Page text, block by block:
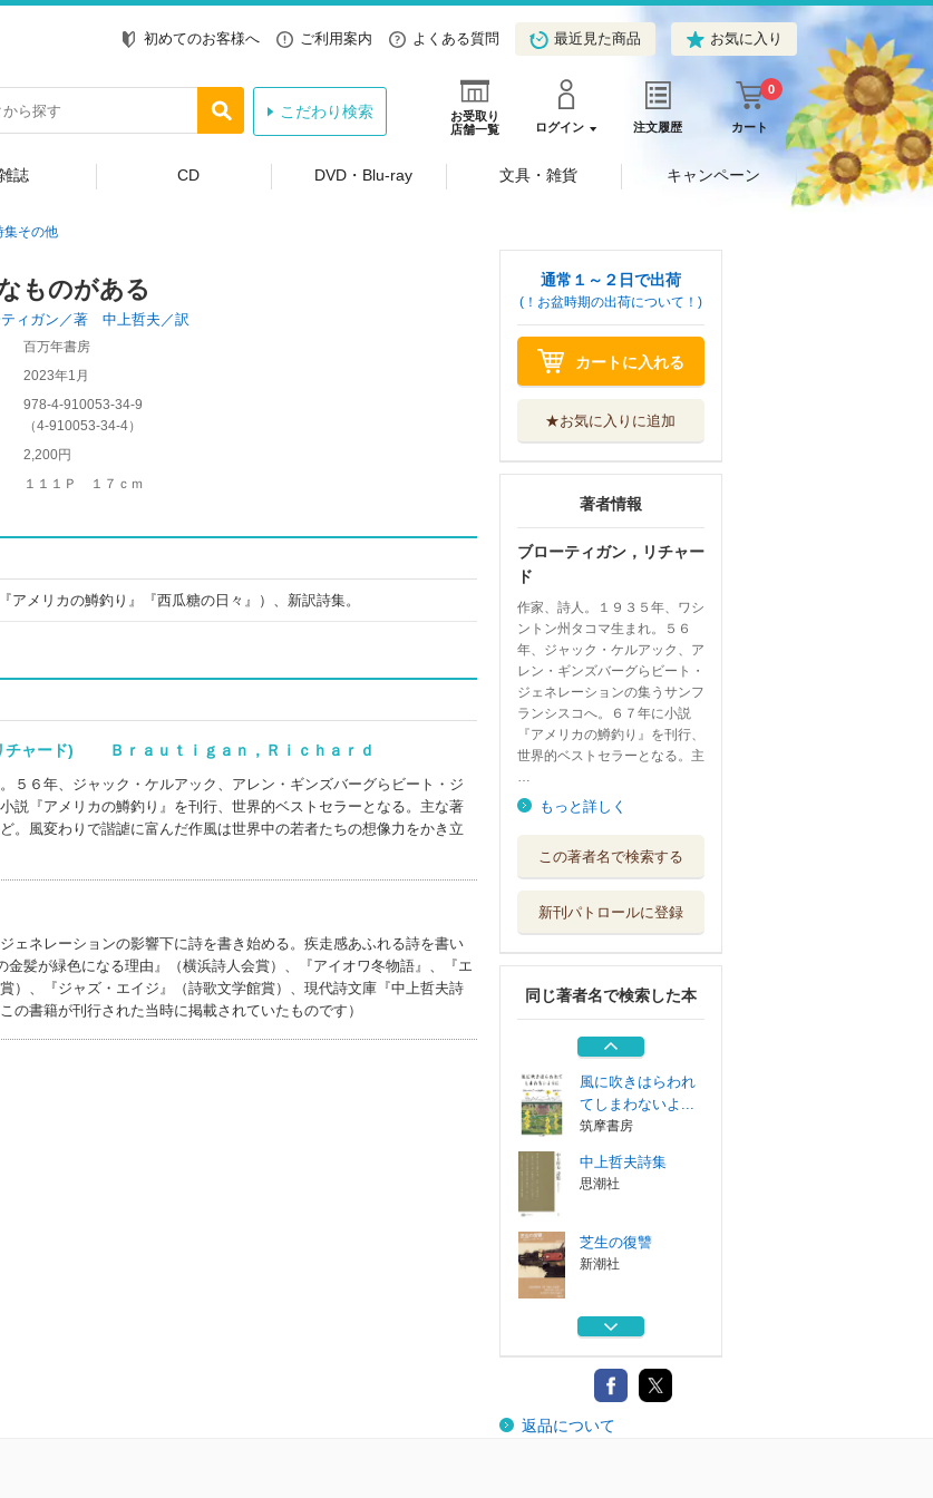
初めてのお客様へ ご利用案内 よくある質問 最近見た商品 お気に入り
お受取り
店舗一覧
ログイン 注文履歴 カート
0
こだわり検索
誌 CD DVD・Blu-ray 文具・雑貨 キャンペーン
集その他
ものがある
ティガン／著 中上哲夫／訳
百万年書房
2023年1月
978-4-910053-34-9
（4-910053-34-4）
2,200円
１１１Ｐ １７ｃｍ
アメリカの鱒釣り』『西瓜糖の日々』）、新訳詩集。
チャード) Ｂｒａｕｔｉｇａｎ，Ｒｉｃｈａｒｄ
５６年、ジャック・ケルアック、アレン・ギンズバーグらビート・ジ
説『アメリカの鱒釣り』を刊行、世界的ベストセラーとなる。主な著
。風変わりで諧謔に富んだ作風は世界中の若者たちの想像力をかき立
ェネレーションの影響下に詩を書き始める。疾走感あふれる詩を書い
金髪が緑色になる理由』（横浜詩人会賞）、『アイオワ冬物語』、『エ
）、『ジャズ・エイジ』（詩歌文学館賞）、現代詩文庫『中上哲夫詩
書籍が刊行された当時に掲載されていたものです）
通常１～２日で出荷
(！お盆時期の出荷について！)
カートに入れる
★お気に入りに追加
著者情報
ブローティガン，リチャー
ド
作家、詩人。１９３５年、ワシ
ントン州タコマ生まれ。５６
年、ジャック・ケルアック、ア
レン・ギンズバーグらビート・
ジェネレーションの集うサンフ
ランシスコへ。６７年に小説
『アメリカの鱒釣り』を刊行、
世界的ベストセラーとなる。主
…
もっと詳しく
この著者名で検索する
新刊パトロールに登録
同じ著者名で検索した本
新潮社
アメリカの鱒釣り
パリの悟り
思潮社
風に吹きはらわれ
てしまわないよ...
筑摩書房
中上哲夫詩集
思潮社
芝生の復讐
新潮社
アメリカの鱒釣り
パリの悟り
思潮社
返品について